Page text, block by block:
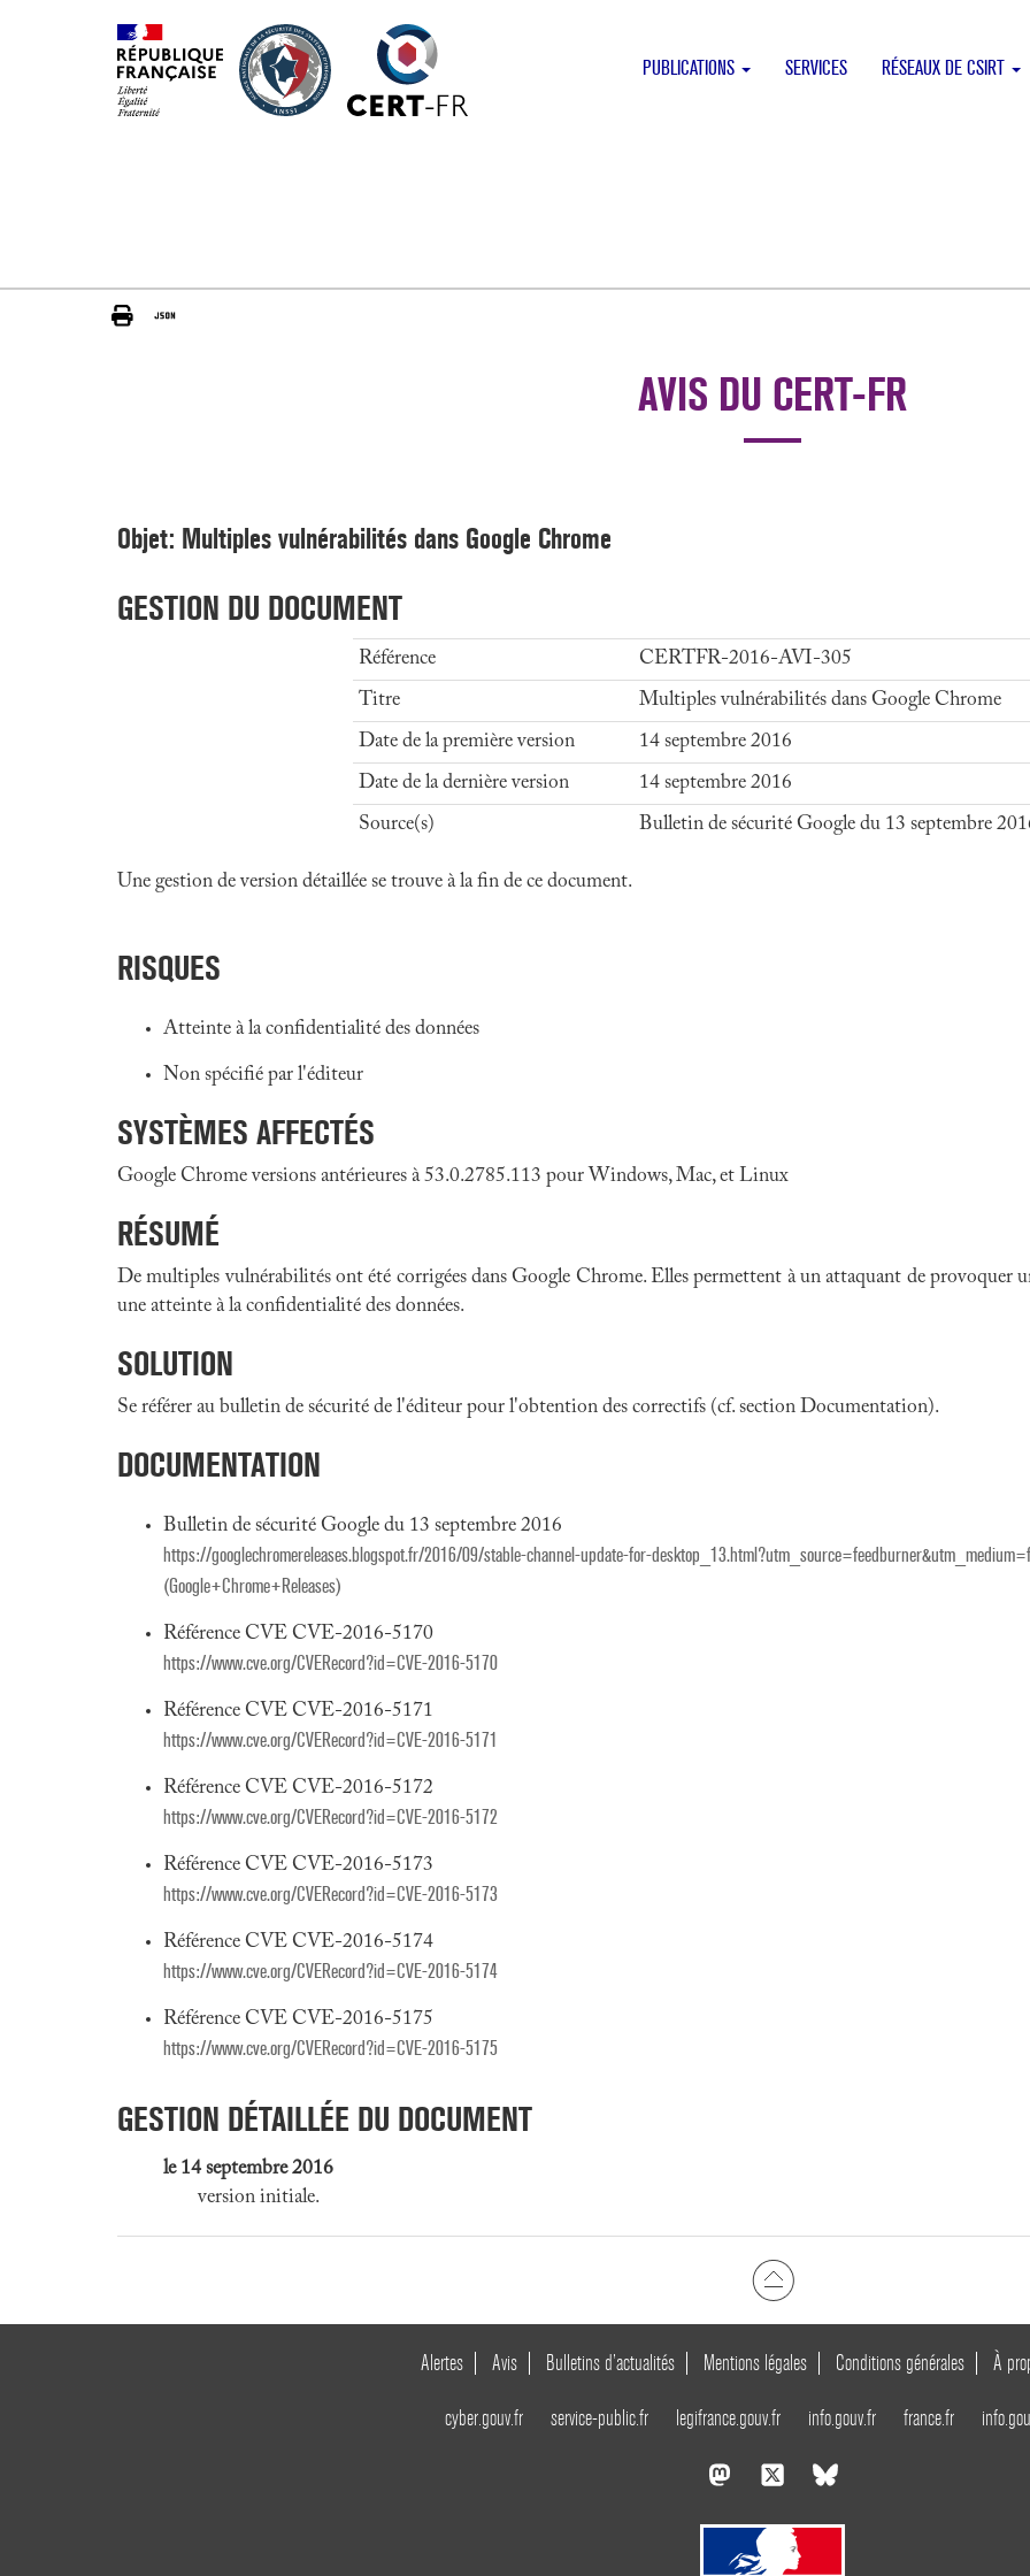
PUBLICATIONS SERVICES RÉSEAUX DE CSIRT
AVIS DU CERT-FR
Objet: Multiples vulnérabilités dans Google Chrome
GESTION DU DOCUMENT
Référence
CERTFR-2016-AVI-305
Titre
Multiples vulnérabilités dans Google Chrome
Date de la première version
14 septembre 2016
Date de la dernière version
14 septembre 2016
Source(s)
Bulletin de sécurité Google du 13 septembre
Une gestion de version détaillée se trouve à la fin de ce document.
RISQUES
Atteinte à la confidentialité des données
Non spécifié par l'éditeur
SYSTÈMES AFFECTÉS
Google Chrome versions antérieures à 53.0.2785.113 pour Windows, Mac, et Linux
RÉSUMÉ
De multiples vulnérabilités ont été corrigées dansGoogle Chrome. Elles permettent à un attaquant de provoquer
une atteinte à la confidentialité des données.
SOLUTION
Se référer au bulletin de sécurité de l'éditeur pour l'obtention des correctifs (cf. section Documentation).
DOCUMENTATION
Bulletin de sécurité Google du 13 septembre 2016
https://googlechromereleases.blogspot.fr/2016/09/stable-channel-update-for-
(Google+Chrome+Releases)
Référence CVE CVE-2016-5170
https://www.cve.org/CVERecord?id=CVE-2016-5170
Référence CVE CVE-2016-5171
https://www.cve.org/CVERecord?id=CVE-2016-5171
Référence CVE CVE-2016-5172
https://www.cve.org/CVERecord?id=CVE-2016-5172
Référence CVE CVE-2016-5173
https://www.cve.org/CVERecord?id=CVE-2016-5173
Référence CVE CVE-2016-5174
https://www.cve.org/CVERecord?id=CVE-2016-5174
Référence CVE CVE-2016-5175
https://www.cve.org/CVERecord?id=CVE-2016-5175
GESTION DÉTAILLÉE DU DOCUMENT
le 14 septembre 2016
version initiale.
Alertes Avis Bulletins d’actualités Mentions légales Conditions générales À
cyber.gouv.fr service-public.fr legifrance.gouv.fr info.gouv.fr france.fr